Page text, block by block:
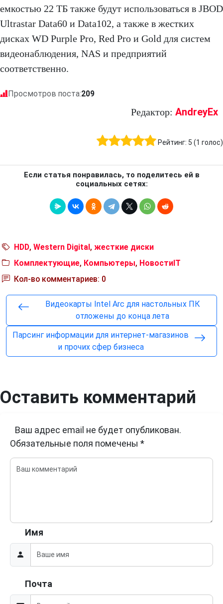
емкостью 22 ТБ также будут использоваться в JBOD
Ultrastar Data60 и Data102, а также в жестких
дисках WD Purple Pro, Red Pro и Gold для систем
видеонаблюдения, NAS и предприятий
соответственно.
Просмотров поста:209
Редактор: AndreyEx
Рейтинг: 5 (1 голос)
Если статья понравилась, то поделитесь ей в
социальных сетях:
HDD, Western Digital, жесткие диски
Комплектующие, Компьютеры, НовостиIT
Кол-во комментариев: 0
Видеокарты Intel Arc для настольных ПК
отложены до конца лета
Парсинг информации для интернет-магазинов
и прочих сфер бизнеса
Оставить комментарий
Ваш адрес email не будет опубликован.
Обязательные поля помечены *
Имя
Почта